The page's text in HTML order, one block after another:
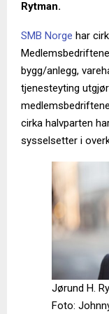
Rytman.
SMB Norge har
bygg/anlegg,
tjenesteyting
cirka halvparten
sysselsetter i
Jørund H.
Foto: